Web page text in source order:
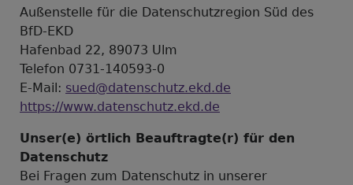
Außenstelle für die Datenschutzregion Süd des
BfD-EKD
Hafenbad 22, 89073 Ulm
Telefon 0731-140593-0
E-Mail: sued@datenschutz.ekd.de
https://www.datenschutz.ekd.de
Unser(e) örtlich Beauftragte(r) für den
Datenschutz
Bei Fragen zum Datenschutz in unserer